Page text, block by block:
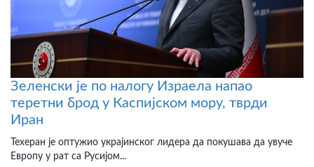
Зеленски је по налогу Израела напао
теретни брод у Каспијском мору, тврди
Иран
Техеран је оптужио украјинског лидера да покушава да увуче
Европу у рат са Русијом...